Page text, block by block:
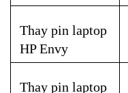
Thay pin laptop
HP Envy
Thay pin laptop